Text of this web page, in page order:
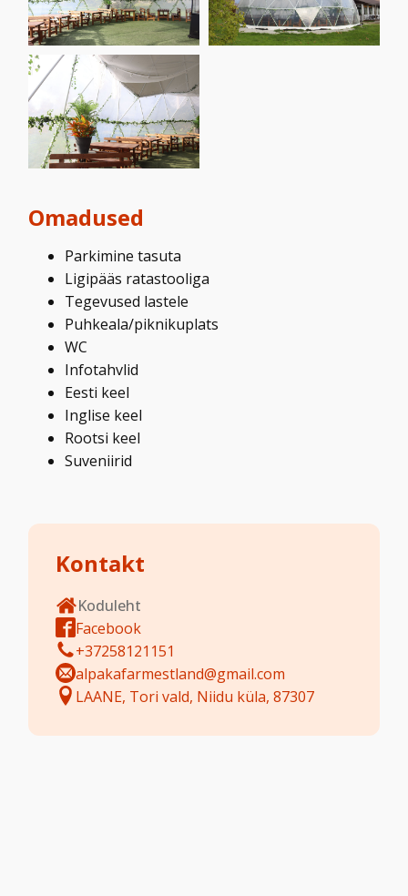
Omadused
Parkimine tasuta
Ligipääs ratastooliga
Tegevused lastele
Puhkeala/piknikuplats
WC
Infotahvlid
Eesti keel
Inglise keel
Rootsi keel
Suveniirid
Kontakt
Koduleht
Facebook
+37258121151
alpakafarmestland@gmail.com
LAANE, Tori vald, Niidu küla, 87307